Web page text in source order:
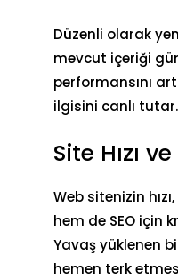
Düzenli olarak
mevcut içeriği
performansını
ilgisini canlı tutar.
Site Hızı
Web sitenizin
hem de SEO için
Yavaş yüklenen
hemen terk